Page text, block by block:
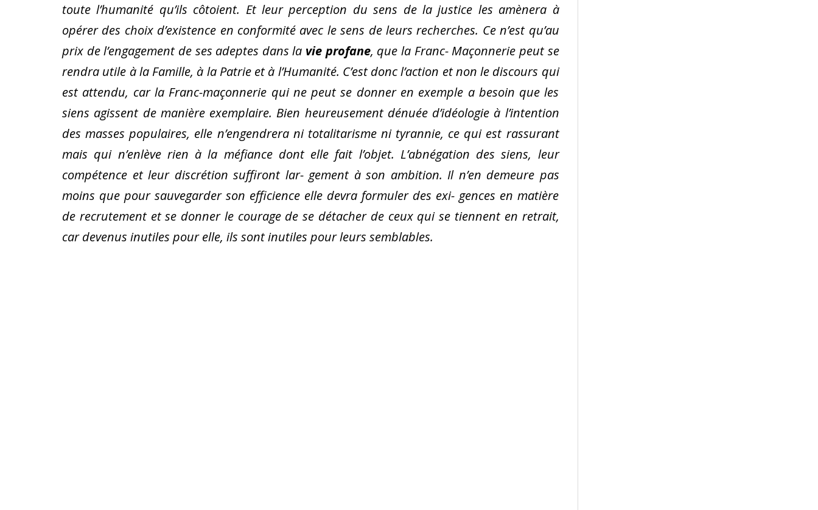
toute l’humanité qu’ils côtoient. Et leur perception du sens de la justice les amènera à
opérer des choix d’existence en conformité avec le sens de leurs recherches. Ce n’est qu’au
prix de l’engagement de ses adeptes dans la vie profane, que la Franc- Maçonnerie peut se
rendra utile à la Famille, à la Patrie et à l’Humanité. C’est donc l’action et non le discours qui
est attendu, car la Franc-maçonnerie qui ne peut se donner en exemple a besoin que les
siens agissent de manière exemplaire. Bien heureusement dénuée d’idéologie à l’intention
des masses populaires, elle n’engendrera ni totalitarisme ni tyrannie, ce qui est rassurant
mais qui n’enlève rien à la méfiance dont elle fait l’objet. L’abnégation des siens, leur
compétence et leur discrétion suffiront lar- gement à son ambition. Il n’en demeure pas
moins que pour sauvegarder son efficience elle devra formuler des exi- gences en matière
de recrutement et se donner le courage de se détacher de ceux qui se tiennent en retrait,
car devenus inutiles pour elle, ils sont inutiles pour leurs semblables.